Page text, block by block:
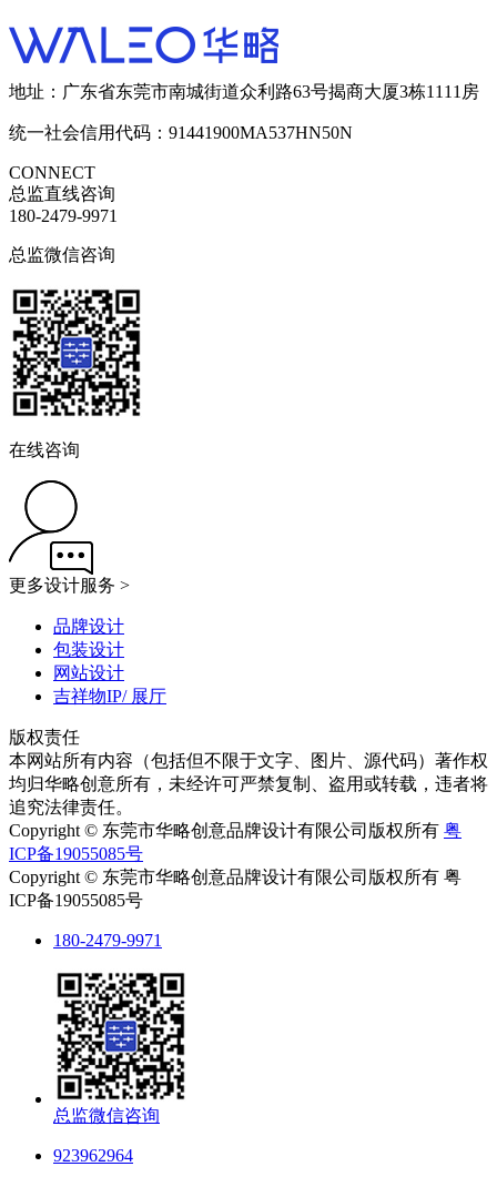
地址：广东省东莞市南城街道众利路63号揭商大厦3栋1111房
统一社会信用代码：91441900MA537HN50N
CONNECT
总监直线咨询
180-2479-9971
总监微信咨询
在线咨询
更多设计服务 >
品牌设计
包装设计
网站设计
吉祥物IP/ 展厅
版权责任
本网站所有内容（包括但不限于文字、图片、源代码）著作权
均归华略创意所有，未经许可严禁复制、盗用或转载，违者将
追究法律责任。
Copyright © 东莞市华略创意品牌设计有限公司版权所有 粤
ICP备19055085号
Copyright © 东莞市华略创意品牌设计有限公司版权所有 粤
ICP备19055085号
180-2479-9971
总监微信咨询
923962964